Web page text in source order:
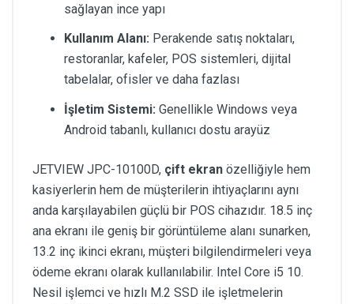
sağlayan ince yapı
Kullanım Alanı: Perakende satış noktaları,
restoranlar, kafeler, POS sistemleri, dijital
tabelalar, ofisler ve daha fazlası
İşletim Sistemi: Genellikle Windows veya
Android tabanlı, kullanıcı dostu arayüz
JETVIEW JPC-10100D, çift ekran özelliğiyle hem
kasiyerlerin hem de müşterilerin ihtiyaçlarını aynı
anda karşılayabilen güçlü bir POS cihazıdır. 18.5 inç
ana ekranı ile geniş bir görüntüleme alanı sunarken,
13.2 inç ikinci ekranı, müşteri bilgilendirmeleri veya
ödeme ekranı olarak kullanılabilir. Intel Core i5 10.
Nesil işlemci ve hızlı M.2 SSD ile işletmelerin